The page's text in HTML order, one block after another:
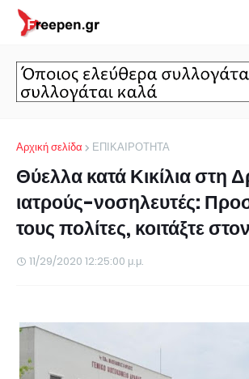
Αρχική σελίδα ΕΠΙΚΑΙΡΟΤΗΤΑ
Θύελλα κατά Κικίλια στη
ιατρούς-νοσηλευτές:
τους πολίτες, κοιτάξτε
11/29/2020 12:25:00 μ.μ.